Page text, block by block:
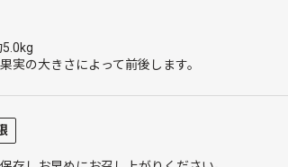
実の大きさによって前後します。